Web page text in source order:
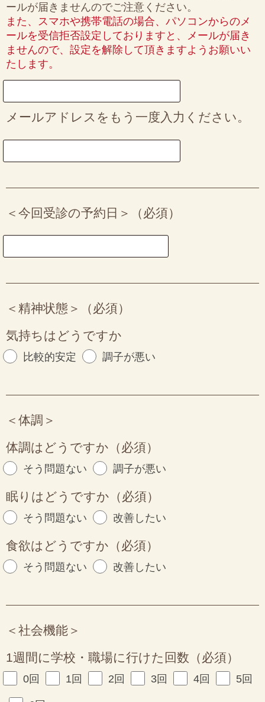
ールが届きませんのでご注意ください。
また、スマホや携帯電話の場合、パソコンからのメ
ールを受信拒否設定しておりますと、メールが届き
ませんので、設定を解除して頂きますようお願いい
たします。
メールアドレスをもう一度入力ください。
＜今回受診の予約日＞（必須）
＜精神状態＞（必須）
気持ちはどうですか
比較的安定 調子が悪い
＜体調＞
体調はどうですか（必須）
そう問題ない 調子が悪い
眠りはどうですか（必須）
そう問題ない 改善したい
食欲はどうですか（必須）
そう問題ない 改善したい
＜社会機能＞
1週間に学校・職場に行けた回数（必須）
0回 1回 2回 3回 4回 5回